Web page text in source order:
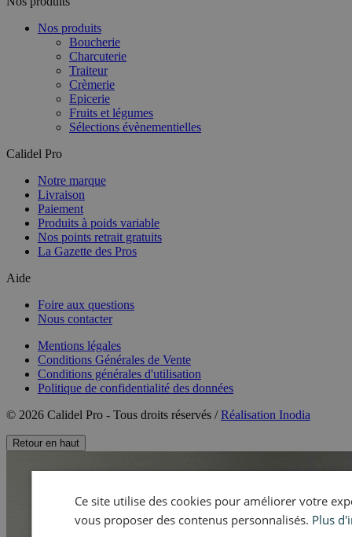
Nos produits
Boucherie
Charcuterie
Traiteur
Crèmerie
Epicerie
Fruits et légumes
Sélections évènementielles
Calidel Pro
Notre marque
Livraison
Paiement
Produits à poids variable
Nos points retrait gratuits
La Gazette des Pros
Aide
Foire aux questions
Nous contacter
Mentions légales
Conditions Générales de Vente
Conditions générales d'utilisation
Politique de confidentialité des données
© 2026 Calidel Pro - Tous droits réservés /Réalisation Inodia
Retour en haut
Ce site utilise des cookies pour améliorer votre
vous proposer des contenus personnalisés. Plus